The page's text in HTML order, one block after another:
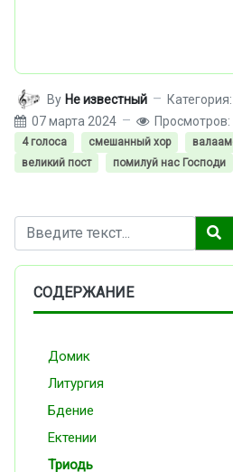
By Не известный Категория:
07 марта 2024
Просмотров:
4 голоса смешанный хор
великий пост
помилуй нас Господи
Поиск
СОДЕРЖАНИЕ
Домик
Литургия
Бдение
Ектении
Триодь